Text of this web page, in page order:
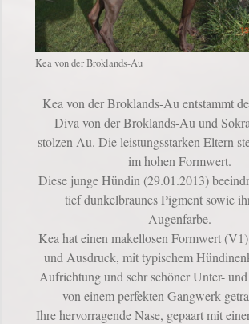
Kea von der Broklands-Au
Kea von der Broklands-Au entstammt
Diva von der Broklands-Au und
stolzen Au. Die leistungsstarken Eltern
im hohen Formwert.
Diese junge Hündin (29.01.2013)
tief dunkelbraunes Pigment sowie
Augenfarbe.
Kea hat einen makellosen Formwert
und Ausdruck, mit typischem
Aufrichtung und sehr schöner Unter-
von einem perfekten Gangwerk
Ihre hervorragende Nase, gepaart mit